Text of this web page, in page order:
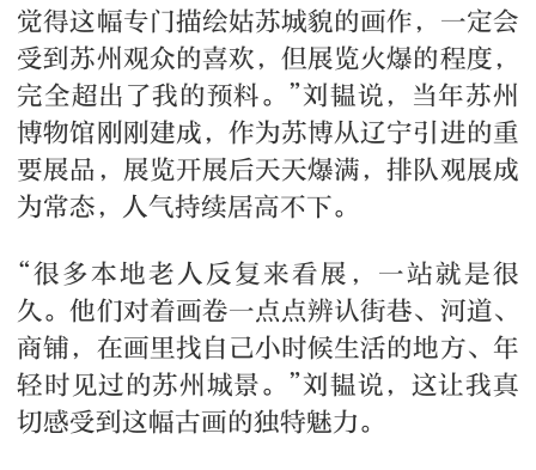
觉得这幅专门描绘姑苏城貌的画作，一定会
受到苏州观众的喜欢，但展览火爆的程度，
完全超出了我的预料。”刘韫说，当年苏州
博物馆刚刚建成，作为苏博从辽宁引进的重
要展品，展览开展后天天爆满，排队观展成
为常态，人气持续居高不下。
“很多本地老人反复来看展，一站就是很
久。他们对着画卷一点点辨认街巷、河道、
商铺，在画里找自己小时候生活的地方、年
轻时见过的苏州城景。”刘韫说，这让我真
切感受到这幅古画的独特魅力。